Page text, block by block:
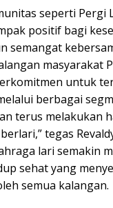
seperti Pergi
positif bagi
semangat
masyarakat
untuk
berbagai
terus melakukan
tegas
lari semakin
sehat yang
semua kalangan.